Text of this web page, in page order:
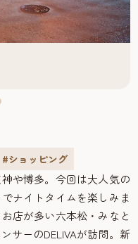
#ショッピング
や博多。今回は大人気の
ナイトタイムを楽しみま
店が多い六本松・みなと
サーのDELIVAが訪問。新